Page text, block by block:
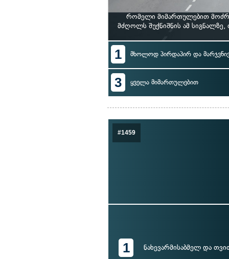
რომელი მიმართულებით
მძღოლს შუქნიშნის ამ
1 მხოლოდ პირდაპირ და
3 ყველა მიმართულებით
#1459
1 ნახევარმისაბმელ და